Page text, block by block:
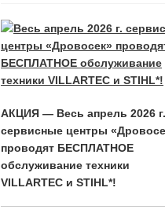
АКЦИЯ — Весь апрель 2026 г.
сервисные центры
проводят БЕСПЛАТНОЕ
обслуживание техники
VILLARTEC и STIHL*!